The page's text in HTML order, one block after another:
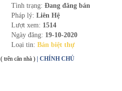
Tình trạng: Đang đăng bán
Pháp lý: Liên Hệ
Lượt xem: 1514
Ngày đăng: 19-10-2020
Loại tin: Bán biệt thự
( trên căn nhà ) | CHÍNH CHỦ